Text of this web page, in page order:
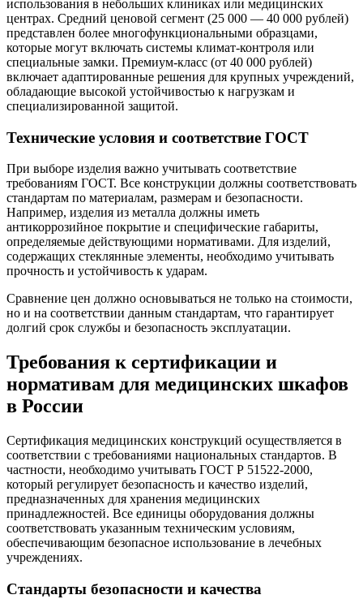
использования в небольших клиниках или медицинских
центрах. Средний ценовой сегмент (25 000 — 40 000 рублей)
представлен более многофункциональными образцами,
которые могут включать системы климат-контроля или
специальные замки. Премиум-класс (от 40 000 рублей)
включает адаптированные решения для крупных учреждений,
обладающие высокой устойчивостью к нагрузкам и
специализированной защитой.
Технические условия и соответствие ГОСТ
При выборе изделия важно учитывать соответствие
требованиям ГОСТ. Все конструкции должны соответствовать
стандартам по материалам, размерам и безопасности.
Например, изделия из металла должны иметь
антикоррозийное покрытие и специфические габариты,
определяемые действующими нормативами. Для изделий,
содержащих стеклянные элементы, необходимо учитывать
прочность и устойчивость к ударам.
Сравнение цен должно основываться не только на стоимости,
но и на соответствии данным стандартам, что гарантирует
долгий срок службы и безопасность эксплуатации.
Требования к сертификации и
нормативам для медицинских шкафов
в России
Сертификация медицинских конструкций осуществляется в
соответствии с требованиями национальных стандартов. В
частности, необходимо учитывать ГОСТ Р 51522-2000,
который регулирует безопасность и качество изделий,
предназначенных для хранения медицинских
принадлежностей. Все единицы оборудования должны
соответствовать указанным техническим условиям,
обеспечивающим безопасное использование в лечебных
учреждениях.
Стандарты безопасности и качества